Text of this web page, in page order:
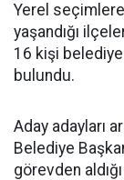
Yerel seçimlere
yaşandığı
16 kişi belediye
bulundu.
Aday adayları
Belediye
görevden